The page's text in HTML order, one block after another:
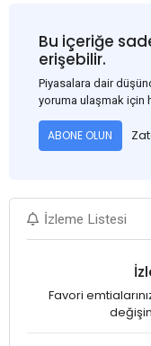
Bu içeriğe
erişebilir.
Piyasalara dair
yoruma ulaşmak için
ABONE OLUN
İzleme Listesi
Favori